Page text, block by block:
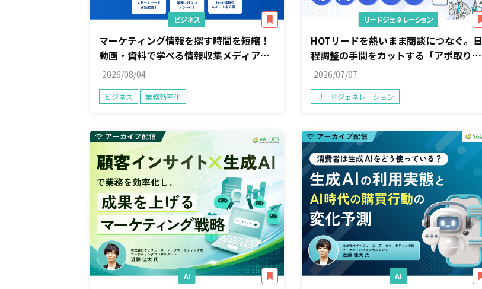
ビジネス
マーケティング情報を探す時間を短縮！
動画・資料で学べる情報収集メディア
「ferret One Studio」
2026/08/04
ビジネス 業務効率化
リードジェネレーション
HOTリードを熱いまま商談につなぐ。日
程調整の手間をカットする「アポ取り専
用」ツール
2026/07/07
リードジェネレーション
AI AI